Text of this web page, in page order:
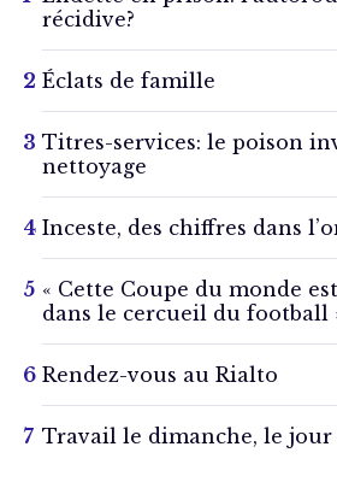
récidive?
Éclats de famille
Titres-services: le poison
nettoyage
Inceste, des chiffres dans
« Cette Coupe du monde
dans le cercueil du football
Rendez-vous au Rialto
Travail le dimanche, le jour